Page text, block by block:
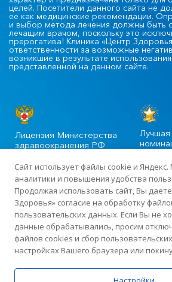
целей. Посетители данного сайта не
ее как медицинские рекомендации.
и выбор метода лечения должны быть
лечащим врачом, поскольку это
прерогатива! Клиника «Центр
ответственности за возможные
возникшие в результате
представленной на данном сайте.
Лицензия Министерства
здравоохранения РФ
Лучшая
©2020-2025 Официальный сайт сети
«Центр Здоровья» в Москве
Лицензия: ЛО-77-01-015919 от 13 апреля
7726423383 · ОГРН 1187746198507
Политика по обработке
Сайт использует файлы cookie и
аналитики и повышения удобства
Продолжая использовать сайт, Вы
Здоровья» согласие на обработку
пользовательских данных. Если Вы не
данные обрабатывались, просим
файлов cookies и сбор
настройках Вашего браузера или